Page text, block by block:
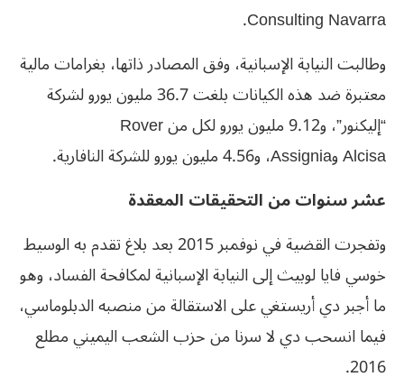
Consulting Navarra.
وطالبت النيابة الإسبانية، وفق المصادر ذاتها، بغرامات مالية
معتبرة ضد هذه الكيانات بلغت 36.7 مليون يورو لشركة
“إليكنور”، ‏و9.12 مليون يورو لكل من Rover
Alcisa وAssignia، و4.56 مليون يورو ‏للشركة النافارية.
عشر سنوات من التحقيقات المعقدة
وتفجرت القضية في نوفمبر 2015 بعد بلاغ تقدم به الوسيط
خوسي فايا ‏لوبيث إلى النيابة الإسبانية لمكافحة الفساد، وهو
ما أجبر دي أريستغي على ‏الاستقالة من منصبه الدبلوماسي،
فيما انسحب دي لا سرنا من حزب الشعب اليميني ‏مطلع
2016.